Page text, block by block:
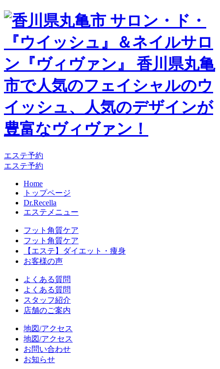
エステ予約
エステ予約
Home
トップページ
Dr.Recella
エステメニュー
フット角質ケア
フット角質ケア
【エステ】ダイエット・痩身
お客様の声
よくある質問
よくある質問
スタッフ紹介
店舗のご案内
地図/アクセス
地図/アクセス
お問い合わせ
お知らせ